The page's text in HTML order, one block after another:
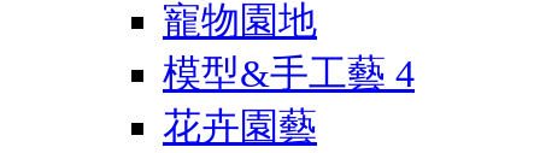
寵物園地
模型&手工藝 4
花卉園藝